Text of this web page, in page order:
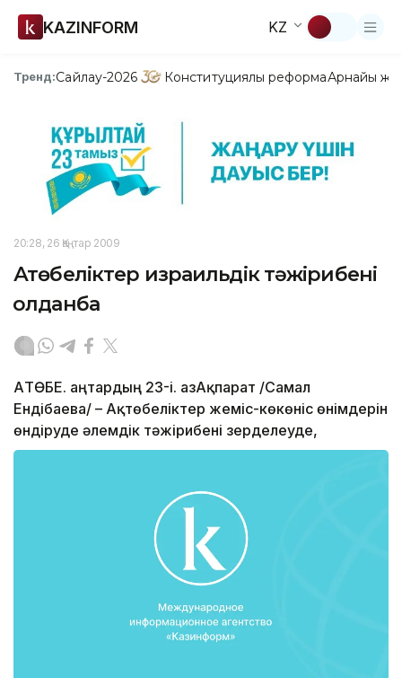
KAZINFORM KZ
Тренд:Сайлау-2026 Конституциялық реформаАрнайы
20:28, 26 Қаңтар 2009
Ақтөбеліктер израильдік тәжірибені
қолданбақ
АҚТӨБЕ. Қаңтардың 23-і. ҚазАқпарат /Самал
Ендібаева/ – Ақтөбеліктер жеміс-көкөніс өнімдерін
өндіруде әлемдік тәжірибені зерделеуде,